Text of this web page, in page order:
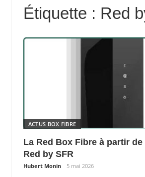
Étiquette : Red
ACTUS BOX FIBRE
La Red Box Fibre à partir de
Red by SFR
Hubert Monin 5 mai 2026